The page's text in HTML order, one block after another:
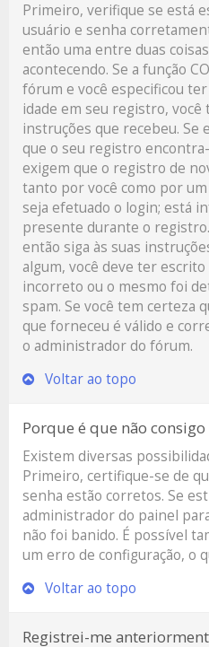
Primeiro, verifique se está
usuário e senha
então uma entre duas
acontecendo. Se a função
fórum e você especificou
idade em seu registro, você
instruções que recebeu. Se
que o seu registro
exigem que o registro de
tanto por você como por
seja efetuado o login; está
presente durante o
então siga às suas
algum, você deve ter
incorreto ou o mesmo foi
spam. Se você tem certeza
que forneceu é válido e
o administrador do fórum.
Voltar ao topo
Porque é que não
Existem diversas
Primeiro, certifique-se de
senha estão corretos. Se
administrador do painel
não foi banido. É possível
um erro de configuração, o
Voltar ao topo
Registrei-me